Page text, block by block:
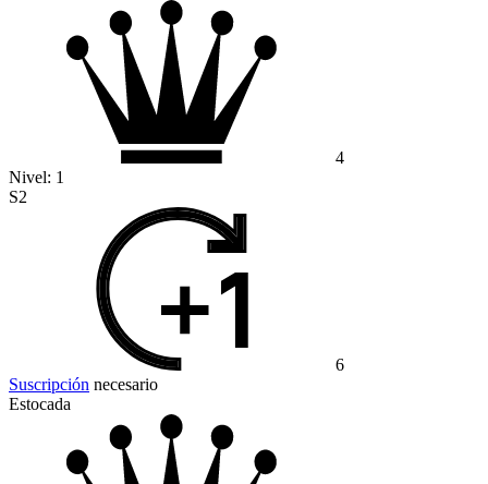
4
Nivel: 1
S2
6
Suscripción necesario
Estocada